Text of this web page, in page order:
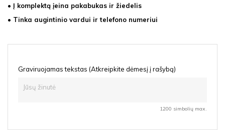
• Į komplektą įeina pakabukas ir žiedelis
• Tinka augintinio vardui ir telefono numeriui
Graviruojamas tekstas (Atkreipkite dėmesį į rašybą)
1200 simbolių max.